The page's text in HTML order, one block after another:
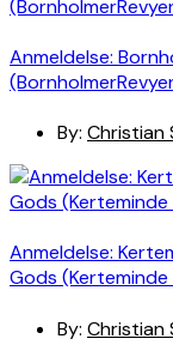
Anmeldelse:
By: Christian
Anmeldelse:
Gods
By: Christian